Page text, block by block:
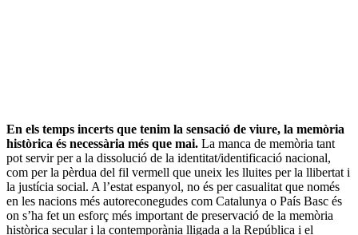
En els temps incerts que tenim la sensació de viure, la memòria
històrica és necessària més que mai. La manca de memòria tant
pot servir per a la dissolució de la identitat/identificació nacional,
com per la pèrdua del fil vermell que uneix les lluites per la llibertat i
la justícia social. A l’estat espanyol, no és per casualitat que només
en les nacions més autoreconegudes com Catalunya o País Basc és
on s’ha fet un esforç més important de preservació de la memòria
històrica secular i la contemporània lligada a la República i el